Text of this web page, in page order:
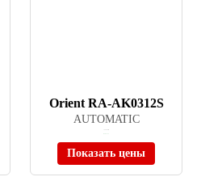
Orient RA-AK0312S
AUTOMATIC
Показать цены